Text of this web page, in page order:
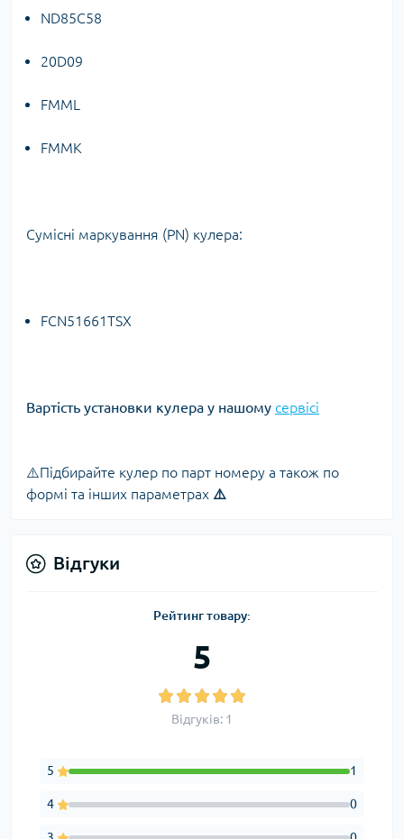
ND85C58
20D09
FMML
FMMK
Сумісні маркування (PN) кулера:
FCN51661TSX
Вартість установки кулера у нашому сервісі
⚠️Підбирайте кулер по парт номеру а також по
формі та інших параметрах ⚠️
Відгуки
Рейтинг товару:
5
Відгуків: 1
5 1
4 0